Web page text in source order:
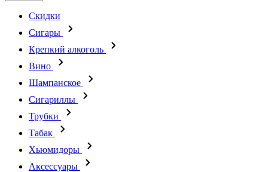
Скидки
Сигары
Крепкий алкоголь
Вино
Шампанское
Сигариллы
Трубки
Табак
Хьюмидоры
Аксессуары